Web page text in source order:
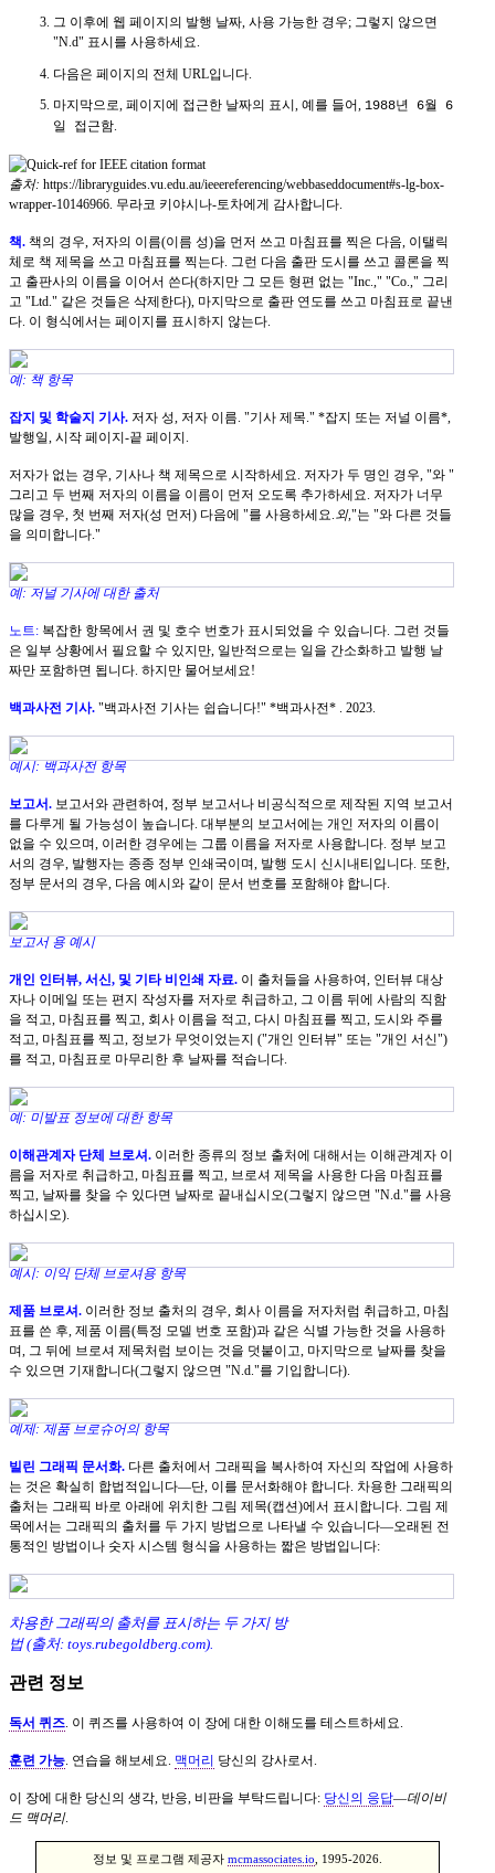
그 이후에 웹 페이지의 발행 날짜, 사용 가능한 경우; 그렇지 않으면
"N.d" 표시를 사용하세요.
다음은 페이지의 전체 URL입니다.
마지막으로, 페이지에 접근한 날짜의 표시, 예를 들어, 1988년 6월 6
일 접근함.
출처: https://libraryguides.vu.edu.au/ieeereferencing/webbaseddocument#s-lg-box-
wrapper-10146966. 무라코 키야시나-토차에게 감사합니다.
책. 책의 경우, 저자의 이름(이름 성)을 먼저 쓰고 마침표를 찍은 다음, 이탤릭
체로 책 제목을 쓰고 마침표를 찍는다. 그런 다음 출판 도시를 쓰고 콜론을 찍
고 출판사의 이름을 이어서 쓴다(하지만 그 모든 형편 없는 "Inc.," "Co.," 그리
고 "Ltd." 같은 것들은 삭제한다), 마지막으로 출판 연도를 쓰고 마침표로 끝낸
다. 이 형식에서는 페이지를 표시하지 않는다.
예: 책 항목
잡지 및 학술지 기사. 저자 성, 저자 이름. "기사 제목." *잡지 또는 저널 이름*,
발행일, 시작 페이지-끝 페이지.
저자가 없는 경우, 기사나 책 제목으로 시작하세요. 저자가 두 명인 경우, "와 "
그리고 두 번째 저자의 이름을 이름이 먼저 오도록 추가하세요. 저자가 너무
많을 경우, 첫 번째 저자(성 먼저) 다음에 "를 사용하세요.외,"는 "와 다른 것들
을 의미합니다."
예: 저널 기사에 대한 출처
노트: 복잡한 항목에서 권 및 호수 번호가 표시되었을 수 있습니다. 그런 것들
은 일부 상황에서 필요할 수 있지만, 일반적으로는 일을 간소화하고 발행 날
짜만 포함하면 됩니다. 하지만 물어보세요!
백과사전 기사. "백과사전 기사는 쉽습니다!" *백과사전* . 2023.
예시: 백과사전 항목
보고서. 보고서와 관련하여, 정부 보고서나 비공식적으로 제작된 지역 보고서
를 다루게 될 가능성이 높습니다. 대부분의 보고서에는 개인 저자의 이름이
없을 수 있으며, 이러한 경우에는 그룹 이름을 저자로 사용합니다. 정부 보고
서의 경우, 발행자는 종종 정부 인쇄국이며, 발행 도시 신시내티입니다. 또한,
정부 문서의 경우, 다음 예시와 같이 문서 번호를 포함해야 합니다.
보고서 용 예시
개인 인터뷰, 서신, 및 기타 비인쇄 자료. 이 출처들을 사용하여, 인터뷰 대상
자나 이메일 또는 편지 작성자를 저자로 취급하고, 그 이름 뒤에 사람의 직함
을 적고, 마침표를 찍고, 회사 이름을 적고, 다시 마침표를 찍고, 도시와 주를
적고, 마침표를 찍고, 정보가 무엇이었는지 ("개인 인터뷰" 또는 "개인 서신")
를 적고, 마침표로 마무리한 후 날짜를 적습니다.
예: 미발표 정보에 대한 항목
이해관계자 단체 브로셔. 이러한 종류의 정보 출처에 대해서는 이해관계자 이
름을 저자로 취급하고, 마침표를 찍고, 브로셔 제목을 사용한 다음 마침표를
찍고, 날짜를 찾을 수 있다면 날짜로 끝내십시오(그렇지 않으면 "N.d."를 사용
하십시오).
예시: 이익 단체 브로셔용 항목
제품 브로셔. 이러한 정보 출처의 경우, 회사 이름을 저자처럼 취급하고, 마침
표를 쓴 후, 제품 이름(특정 모델 번호 포함)과 같은 식별 가능한 것을 사용하
며, 그 뒤에 브로셔 제목처럼 보이는 것을 덧붙이고, 마지막으로 날짜를 찾을
수 있으면 기재합니다(그렇지 않으면 "N.d."를 기입합니다).
예제: 제품 브로슈어의 항목
빌린 그래픽 문서화. 다른 출처에서 그래픽을 복사하여 자신의 작업에 사용하
는 것은 확실히 합법적입니다—단, 이를 문서화해야 합니다. 차용한 그래픽의
출처는 그래픽 바로 아래에 위치한 그림 제목(캡션)에서 표시합니다. 그림 제
목에서는 그래픽의 출처를 두 가지 방법으로 나타낼 수 있습니다—오래된 전
통적인 방법이나 숫자 시스템 형식을 사용하는 짧은 방법입니다:
차용한 그래픽의 출처를 표시하는 두 가지 방
법 (출처: toys.rubegoldberg.com).
관련 정보
독서 퀴즈. 이 퀴즈를 사용하여 이 장에 대한 이해도를 테스트하세요.
훈련 가능. 연습을 해보세요. 맥머리 당신의 강사로서.
이 장에 대한 당신의 생각, 반응, 비판을 부탁드립니다: 당신의 응답—데이비
드 맥머리.
정보 및 프로그램 제공자 mcmassociates.io, 1995-2026.